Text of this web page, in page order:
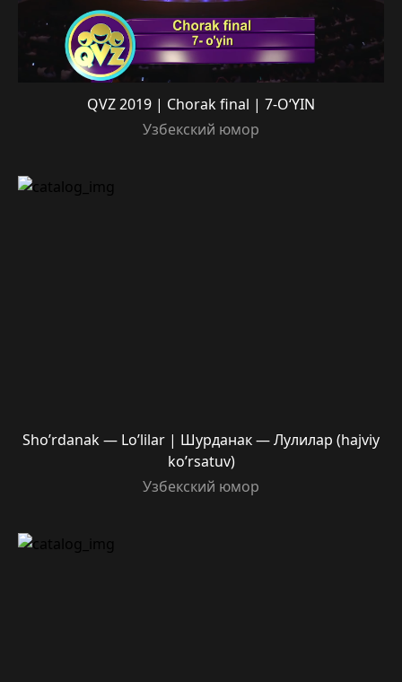
QVZ 2019 | Chorak final | 7-O‘YIN
Узбекский юмор
Sho’rdanak — Lo’lilar | Шурданак — Лулилар (hajviy
ko’rsatuv)
Узбекский юмор